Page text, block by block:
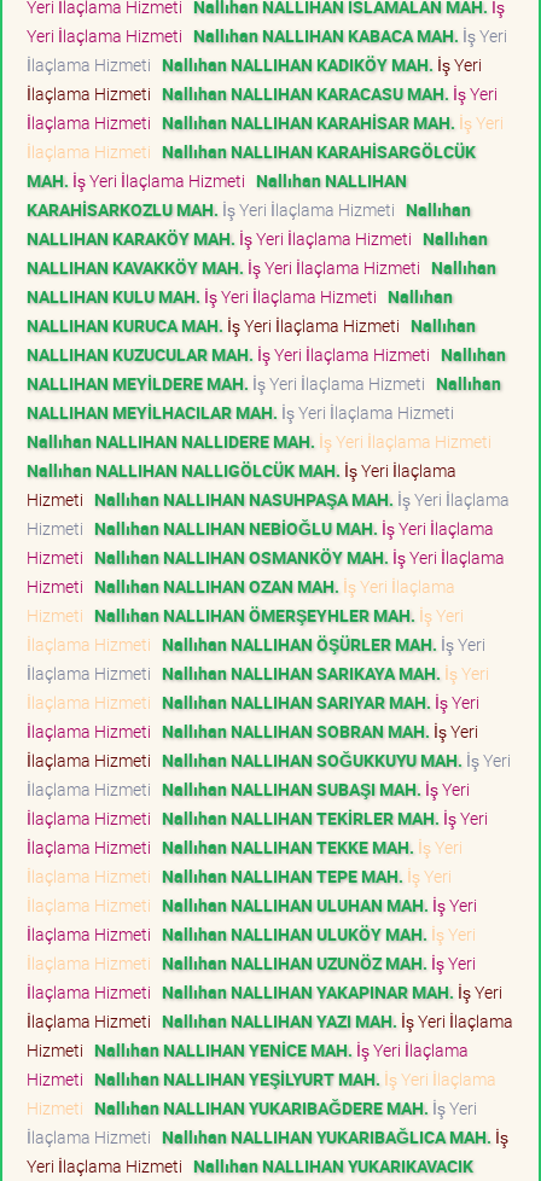
Yeri İlaçlama Hizmeti Nallıhan NALLIHAN İSLAMALAN MAH. İş
Yeri İlaçlama Hizmeti Nallıhan NALLIHAN KABACA MAH. İş Yeri
İlaçlama Hizmeti Nallıhan NALLIHAN KADIKÖY MAH. İş Yeri
İlaçlama Hizmeti Nallıhan NALLIHAN KARACASU MAH. İş Yeri
İlaçlama Hizmeti Nallıhan NALLIHAN KARAHİSAR MAH. İş Yeri
İlaçlama Hizmeti Nallıhan NALLIHAN KARAHİSARGÖLCÜK
MAH. İş Yeri İlaçlama Hizmeti Nallıhan NALLIHAN
KARAHİSARKOZLU MAH. İş Yeri İlaçlama Hizmeti Nallıhan
NALLIHAN KARAKÖY MAH. İş Yeri İlaçlama Hizmeti Nallıhan
NALLIHAN KAVAKKÖY MAH. İş Yeri İlaçlama Hizmeti Nallıhan
NALLIHAN KULU MAH. İş Yeri İlaçlama Hizmeti Nallıhan
NALLIHAN KURUCA MAH. İş Yeri İlaçlama Hizmeti Nallıhan
NALLIHAN KUZUCULAR MAH. İş Yeri İlaçlama Hizmeti Nallıhan
NALLIHAN MEYİLDERE MAH. İş Yeri İlaçlama Hizmeti Nallıhan
NALLIHAN MEYİLHACILAR MAH. İş Yeri İlaçlama Hizmeti
Nallıhan NALLIHAN NALLIDERE MAH. İş Yeri İlaçlama Hizmeti
Nallıhan NALLIHAN NALLIGÖLCÜK MAH. İş Yeri İlaçlama
Hizmeti Nallıhan NALLIHAN NASUHPAŞA MAH. İş Yeri İlaçlama
Hizmeti Nallıhan NALLIHAN NEBİOĞLU MAH. İş Yeri İlaçlama
Hizmeti Nallıhan NALLIHAN OSMANKÖY MAH. İş Yeri İlaçlama
Hizmeti Nallıhan NALLIHAN OZAN MAH. İş Yeri İlaçlama
Hizmeti Nallıhan NALLIHAN ÖMERŞEYHLER MAH. İş Yeri
İlaçlama Hizmeti Nallıhan NALLIHAN ÖŞÜRLER MAH. İş Yeri
İlaçlama Hizmeti Nallıhan NALLIHAN SARIKAYA MAH. İş Yeri
İlaçlama Hizmeti Nallıhan NALLIHAN SARIYAR MAH. İş Yeri
İlaçlama Hizmeti Nallıhan NALLIHAN SOBRAN MAH. İş Yeri
İlaçlama Hizmeti Nallıhan NALLIHAN SOĞUKKUYU MAH. İş Yeri
İlaçlama Hizmeti Nallıhan NALLIHAN SUBAŞI MAH. İş Yeri
İlaçlama Hizmeti Nallıhan NALLIHAN TEKİRLER MAH. İş Yeri
İlaçlama Hizmeti Nallıhan NALLIHAN TEKKE MAH. İş Yeri
İlaçlama Hizmeti Nallıhan NALLIHAN TEPE MAH. İş Yeri
İlaçlama Hizmeti Nallıhan NALLIHAN ULUHAN MAH. İş Yeri
İlaçlama Hizmeti Nallıhan NALLIHAN ULUKÖY MAH. İş Yeri
İlaçlama Hizmeti Nallıhan NALLIHAN UZUNÖZ MAH. İş Yeri
İlaçlama Hizmeti Nallıhan NALLIHAN YAKAPINAR MAH. İş Yeri
İlaçlama Hizmeti Nallıhan NALLIHAN YAZI MAH. İş Yeri İlaçlama
Hizmeti Nallıhan NALLIHAN YENİCE MAH. İş Yeri İlaçlama
Hizmeti Nallıhan NALLIHAN YEŞİLYURT MAH. İş Yeri İlaçlama
Hizmeti Nallıhan NALLIHAN YUKARIBAĞDERE MAH. İş Yeri
İlaçlama Hizmeti Nallıhan NALLIHAN YUKARIBAĞLICA MAH. İş
Yeri İlaçlama Hizmeti Nallıhan NALLIHAN YUKARIKAVACIK